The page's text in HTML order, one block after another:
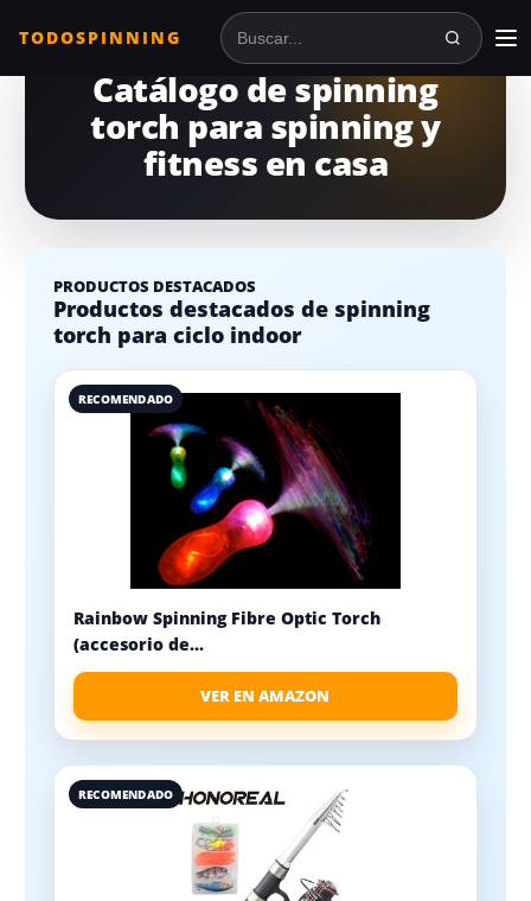
TODOSPINNING Buscar en TodoSpinning
Catálogo de spinning
torch para spinning y
fitness en casa
PRODUCTOS DESTACADOS
Productos destacados de spinning
torch para ciclo indoor
RECOMENDADO
Rainbow Spinning Fibre Optic Torch
(accesorio de...
VER EN AMAZON
RECOMENDADO